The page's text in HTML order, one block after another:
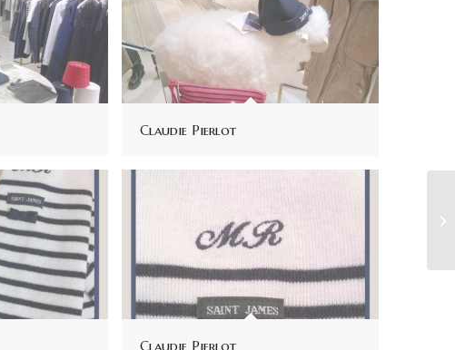
Claudie Pierlot
Claudie Pierlot